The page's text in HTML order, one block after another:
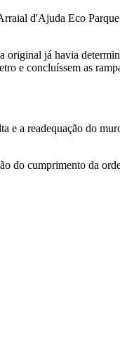
d'Ajuda Eco
já havia
e concluíssem as
e a readequação do
do cumprimento da